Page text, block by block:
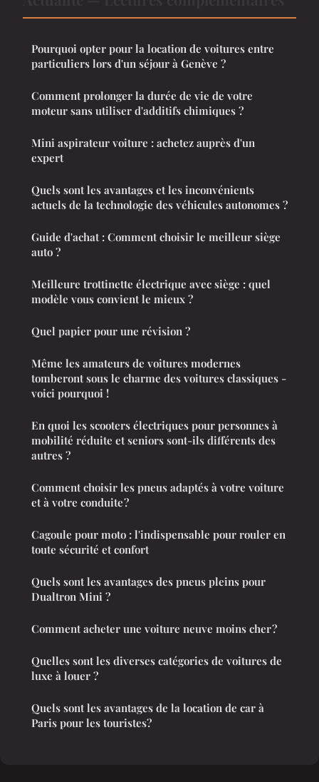
Pourquoi opter pour la location de voitures entre
particuliers lors d'un séjour à Genève ?
Comment prolonger la durée de vie de votre
moteur sans utiliser d'additifs chimiques ?
Mini aspirateur voiture : achetez auprès d'un
expert
Quels sont les avantages et les inconvénients
actuels de la technologie des véhicules autonomes ?
Guide d'achat : Comment choisir le meilleur siège
auto ?
Meilleure trottinette électrique avec siège : quel
modèle vous convient le mieux ?
Quel papier pour une révision ?
Même les amateurs de voitures modernes
tomberont sous le charme des voitures classiques -
voici pourquoi !
En quoi les scooters électriques pour personnes à
mobilité réduite et seniors sont-ils différents des
autres ?
Comment choisir les pneus adaptés à votre voiture
et à votre conduite ?
Cagoule pour moto : l'indispensable pour rouler en
toute sécurité et confort
Quels sont les avantages des pneus pleins pour
Dualtron Mini ?
Comment acheter une voiture neuve moins cher ?
Quelles sont les diverses catégories de voitures de
luxe à louer ?
Quels sont les avantages de la location de car à
Paris pour les touristes?